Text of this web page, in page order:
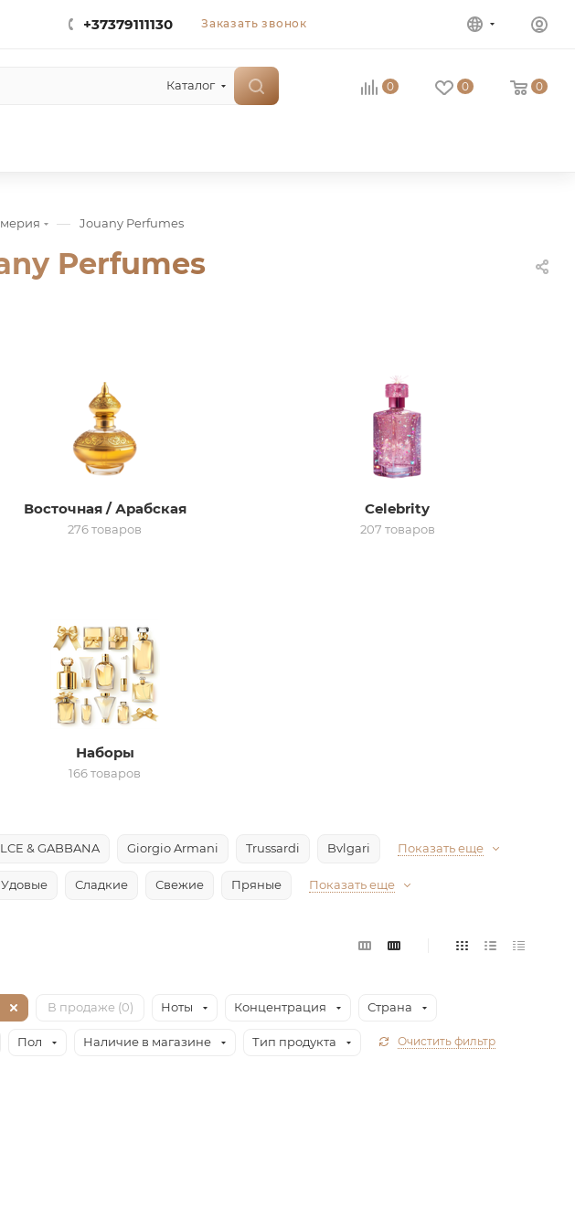
+37379111130 Заказать звонок
Каталог 0 0 0
— Jouany Perfumes
Perfumes
Восточная / Арабская
276 товаров
Celebrity
207 товаров
Наборы
166 товаров
& GABBANA Giorgio Armani Trussardi Bvlgari Показать еще
Удовые Сладкие Свежие Пряные Показать еще
В продаже (0) Ноты Концентрация Страна
Пол Наличие в магазине Тип продукта Очистить фильтр